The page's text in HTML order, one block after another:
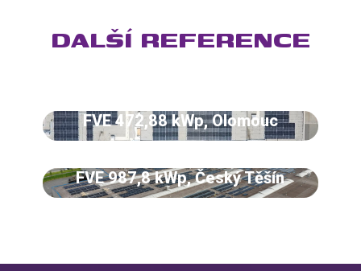
DALŠÍ REFERENCE
FVE 472,88 kWp, Olomouc
FVE 987,8 kWp, Český Těšín